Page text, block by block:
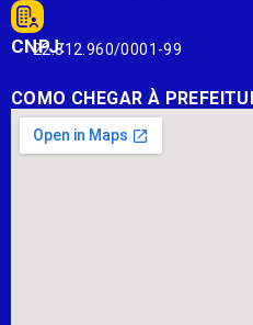
CNPJ:
22.812.960/0001-99
COMO CHEGAR À